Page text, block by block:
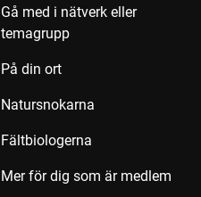
Gå med i nätverk eller
temagrupp
På din ort
Natursnokarna
Fältbiologerna
Mer för dig som är medlem